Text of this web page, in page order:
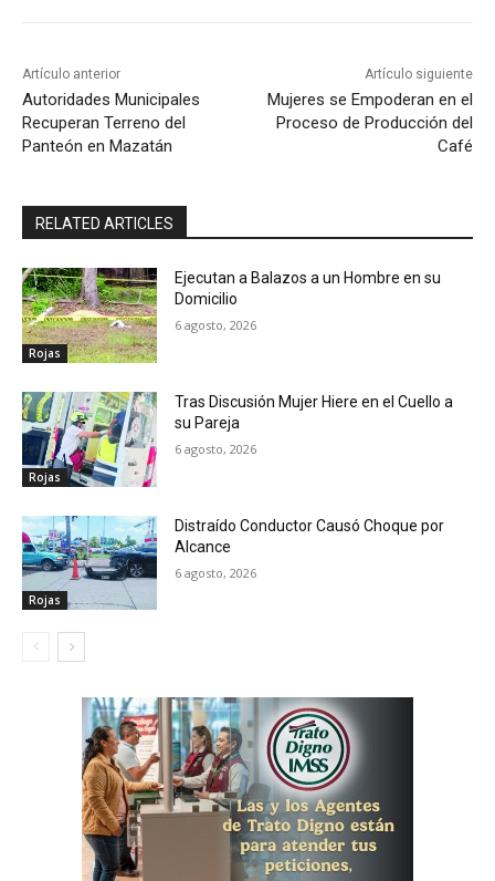
Artículo anterior
Autoridades Municipales
Recuperan Terreno del
Panteón en Mazatán
Artículo siguiente
Mujeres se Empoderan en el
Proceso de Producción del
Café
RELATED ARTICLES
Rojas
Ejecutan a Balazos a un Hombre en su
Domicilio
6 agosto, 2026
Rojas
Tras Discusión Mujer Hiere en el Cuello a
su Pareja
6 agosto, 2026
Rojas
Distraído Conductor Causó Choque por
Alcance
6 agosto, 2026